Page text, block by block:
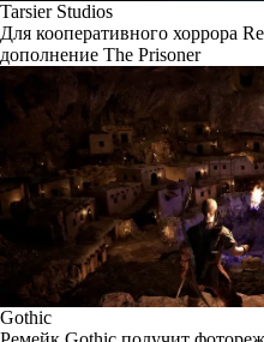
Tarsier Studios
Для кооперативного хоррора
дополнение The Prisoner
Gothic